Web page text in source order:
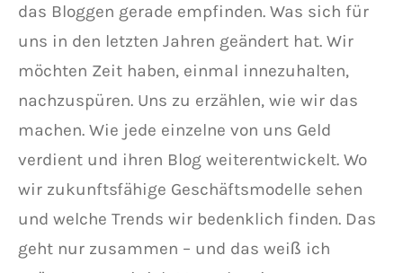
das Bloggen gerade empfinden. Was sich für
uns in den letzten Jahren geändert hat. Wir
möchten Zeit haben, einmal innezuhalten,
nachzuspüren. Uns zu erzählen, wie wir das
machen. Wie jede einzelne von uns Geld
verdient und ihren Blog weiterentwickelt. Wo
wir zukunftsfähige Geschäftsmodelle sehen
und welche Trends wir bedenklich finden. Das
geht nur zusammen – und das weiß ich